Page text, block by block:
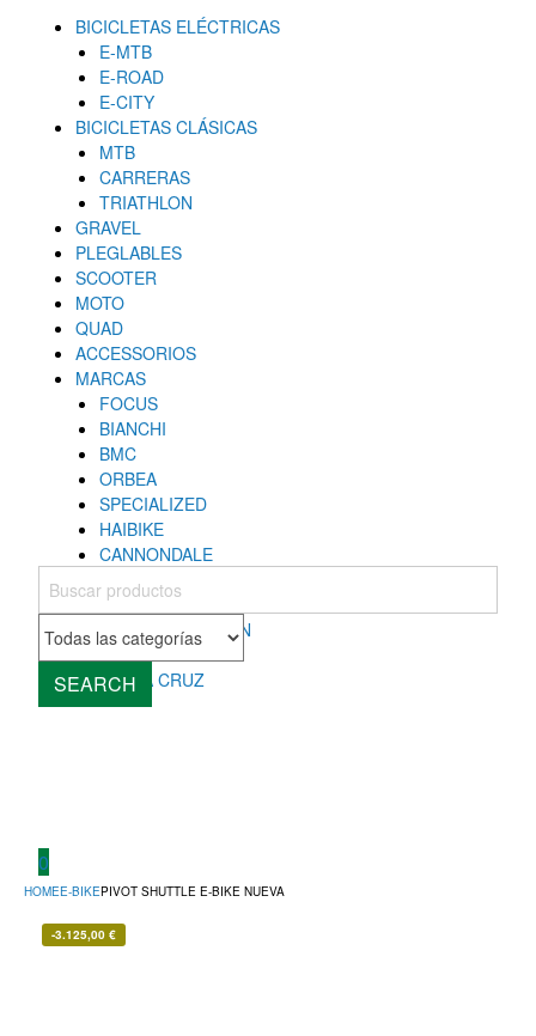
BICICLETAS ELÉCTRICAS
E-MTB
E-ROAD
E-CITY
BICICLETAS CLÁSICAS
MTB
CARRERAS
TRIATHLON
GRAVEL
PLEGLABLES
SCOOTER
MOTO
QUAD
ACCESSORIOS
MARCAS
FOCUS
BIANCHI
BMC
ORBEA
SPECIALIZED
HAIBIKE
CANNONDALE
COLNAGO
MONDRAKER
ROCKY MOUNTAIN
SANTA CRUZ
SEARCH
0
HOMEE-BIKEPIVOT SHUTTLE E-BIKE NUEVA
-3.125,00 €